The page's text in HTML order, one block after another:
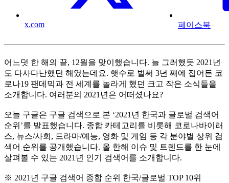
x.com 페이스북
어느덧 한 해의 끝, 12월을 맞이했습니다. 늘 그러했듯 2021년
도 다사다난했던 해였는데요. 햇수로 벌써 3년 째에 접어든 코
로나19 팬데믹과 전 세계를 놀라게 했던 크고 작은 소식들을
소개합니다. 여러분의 2021년은 어떠셨나요?
오늘 구글은 구글 검색으로 본 ‘2021년 한국과 글로벌 검색어
순위’를 발표했습니다. 종합 카테고리를 비롯해 코로나바이러
스, 뉴스/사회, 드라마/예능, 영화 및 게임 등 각 분야별 상위 검
색어 순위를 공개했습니다. 올 한해 이슈 및 트렌드를 한 눈에
살펴볼 수 있는 2021년 인기 검색어를 소개합니다.
※ 2021년 구글 검색어 종합 순위 한국/글로벌 TOP 10위